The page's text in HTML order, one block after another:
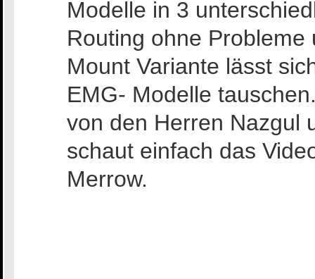
Modelle in 3
Routing ohne
Mount Variante lässt
EMG- Modelle
von den Herren Nazgul
schaut einfach das
Merrow.